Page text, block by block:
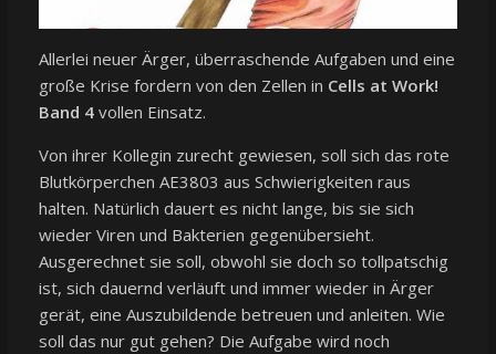
Allerlei neuer Ärger, überraschende Aufgaben und eine
große Krise fordern von den Zellen in Cells at Work!
Band 4vollen Einsatz.
Von ihrer Kollegin zurecht gewiesen, soll sich das rote
Blutkörperchen AE3803 aus Schwierigkeiten raus
halten. Natürlich dauert es nicht lange, bis sie sich
wieder Viren und Bakterien gegenübersieht.
Ausgerechnet sie soll, obwohl sie doch so tollpatschig
ist, sich dauernd verläuft und immer wieder in Ärger
gerät, eine Auszubildende betreuen und anleiten. Wie
soll das nur gut gehen? Die Aufgabe wird noch